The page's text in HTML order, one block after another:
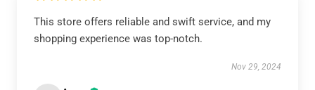
This store offers reliable and swift service, and my
shopping experience was top-notch.
Nov 29, 2024